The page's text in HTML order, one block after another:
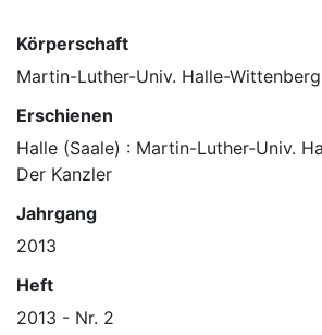
Körperschaft
Martin-Luther-Univ. Halle-
Erschienen
Halle (Saale) : Martin-Luther-Univ.
Der Kanzler
Jahrgang
2013
Heft
2013 - Nr. 2